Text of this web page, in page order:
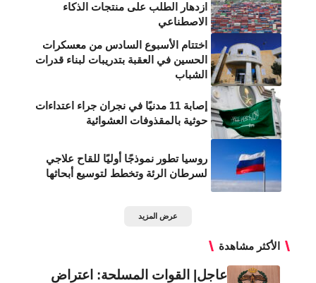
ازدهار الطلب على منتجات الذكاء
الاصطناعي
اختتام الأسبوع السادس من معسكرات
الحسين في العقبة بتدريبات لبناء قدرات
الشباب
إصابة 11 مدنيًا في نجران جراء اعتداءات
حوثية بالمقذوفات العشوائية
روسيا تطور نموذجًا أوليًا للقاح علاجي
لسرطان الرئة وتخطط لتوسيع أبحاثها
عرض المزيد
الأكثر مشاهدة
عاجل| القوات المسلحة: اعتراض